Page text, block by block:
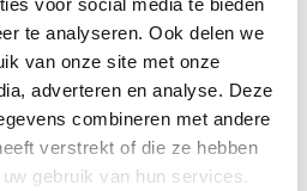
te analyseren. Ook delen we
van onze site met onze
adverteren en analyse. Deze
combineren met andere
verstrekt of die ze hebben
gebruik van hun services.
tussen Gouda,
De units liggen zeer